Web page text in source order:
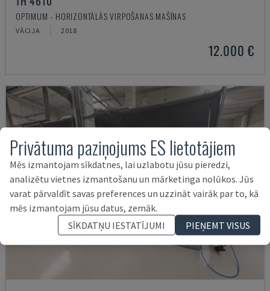
OPTIMUM - HORIZONTĀLĀS VIRPOŠANAS MAŠĪNAS
VĀCIJA 2018
12.000 €
Privātuma paziņojums ES lietotājiem
Mēs izmantojam sīkdatnes, lai uzlabotu jūsu pieredzi,
analizētu vietnes izmantošanu un mārketinga nolūkos. Jūs
varat pārvaldīt savas preferences un uzzināt vairāk par to, kā
mēs izmantojam jūsu datus, zemāk.
SĪKDATŅU IESTATĪJUMI
PIEŅEMT VISUS